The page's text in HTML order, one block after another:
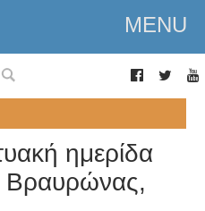
MENU
ημερίδα
Βραυρώνας,